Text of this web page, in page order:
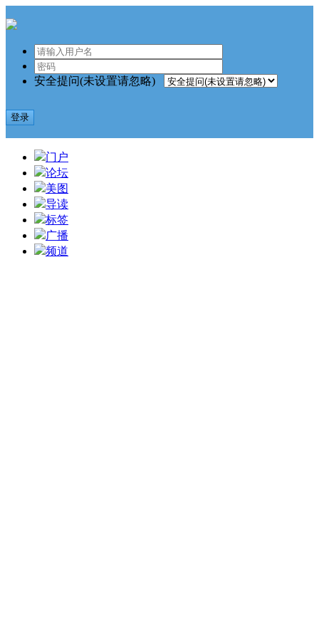
安全提问(未设置请忽略)
登录
门户
论坛
美图
导读
标签
广播
频道